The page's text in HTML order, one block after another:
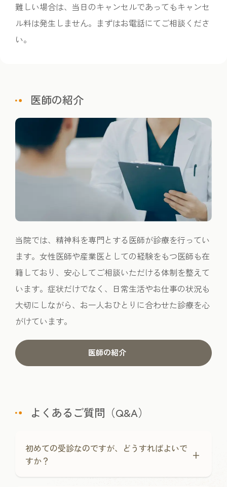
難しい場合は、当日のキャンセルであってもキャンセ
ル料は発生しません。まずはお電話にてご相談くださ
い。
医師の紹介
当院では、精神科を専門とする医師が診療を行ってい
ます。女性医師や産業医としての経験をもつ医師も在
籍しており、安心してご相談いただける体制を整えて
います。症状だけでなく、日常生活やお仕事の状況も
大切にしながら、お一人おひとりに合わせた診療を心
がけています。
医師の紹介
よくあるご質問（Q&A）
初めての受診なのですが、どうすればよいで
すか？
+